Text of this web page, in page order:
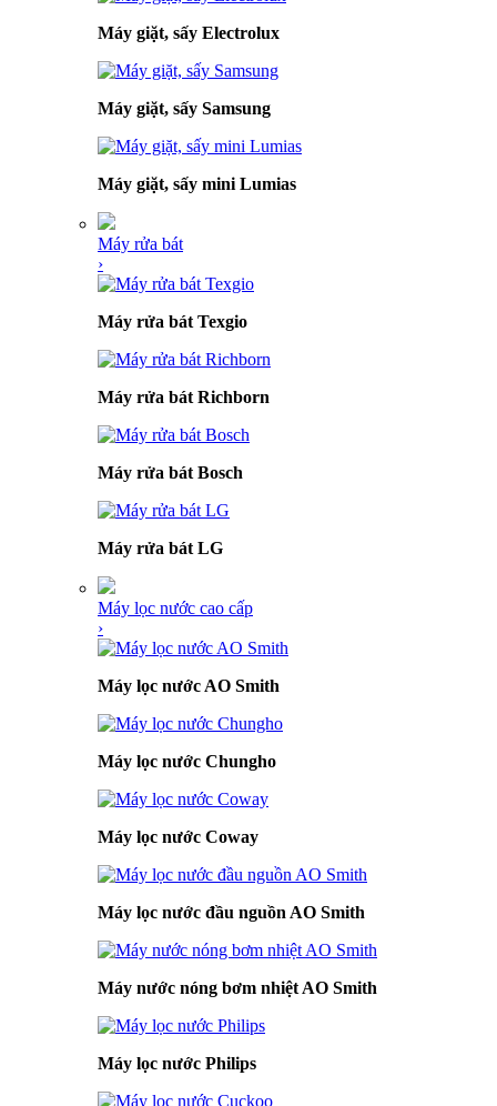
Máy giặt, sấy Electrolux
Máy giặt, sấy Samsung
Máy giặt, sấy mini Lumias
Máy rửa bát
›
Máy rửa bát Texgio
Máy rửa bát Richborn
Máy rửa bát Bosch
Máy rửa bát LG
Máy lọc nước cao cấp
›
Máy lọc nước AO Smith
Máy lọc nước Chungho
Máy lọc nước Coway
Máy lọc nước đầu nguồn AO Smith
Máy nước nóng bơm nhiệt AO Smith
Máy lọc nước Philips